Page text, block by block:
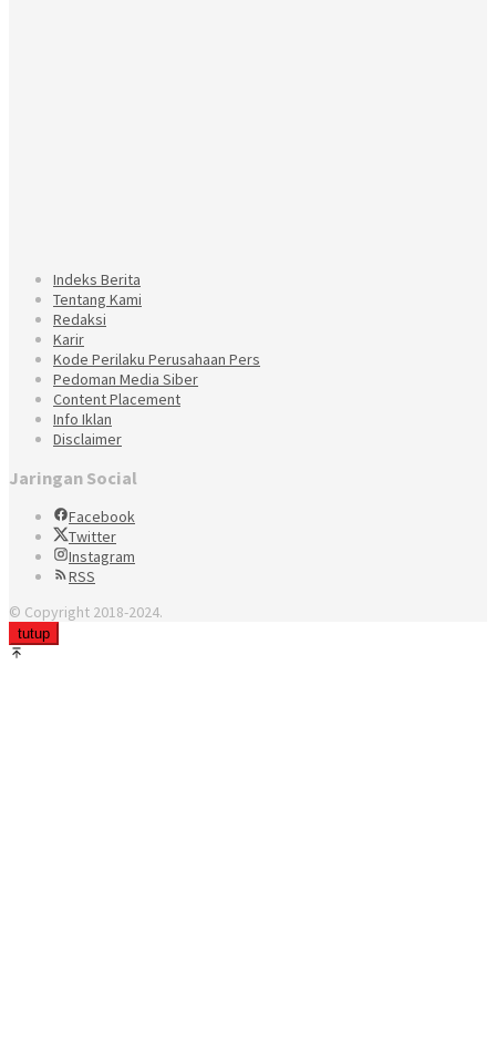
Indeks Berita
Tentang Kami
Redaksi
Karir
Kode Perilaku Perusahaan Pers
Pedoman Media Siber
Content Placement
Info Iklan
Disclaimer
Jaringan Social
Facebook
Twitter
Instagram
RSS
© Copyright 2018-2024.
tutup